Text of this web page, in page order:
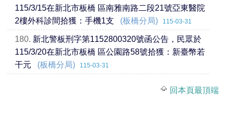
115/3/15在新北市板橋 區南雅南路二段21號亞東醫院
2樓外科診間拾獲：手機1支
(板橋分局) 115-03-31
180. 新北警板刑字第1152800320號函公告，民眾於
115/3/20在新北市板橋 區公園路58號拾獲：新臺幣若
干元
(板橋分局) 115-03-31
回本頁最頂端